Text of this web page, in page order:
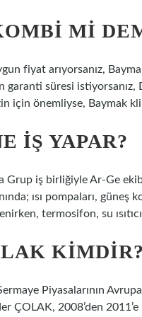
MI
fiyat arıyorsanız,
garanti süresi istiyorsanız,
için önemliyse, Baymak
IŞ YAPAR?
Grup iş birliğiyle Ar-Ge
ısı pompaları,
termosifon, su
Piyasalarının
ÇOLAK, 2008’den